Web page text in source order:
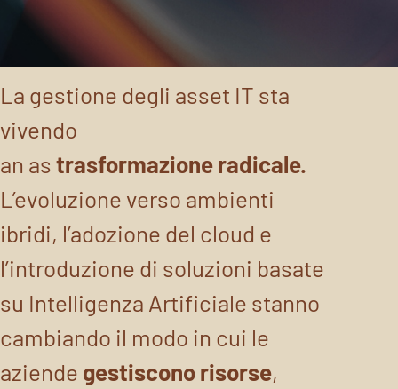
La gestione degli asset IT sta
vivendo
an astrasformazione radicale.
L’evoluzione verso ambienti
ibridi, l’adozione del cloud e
l’introduzione di soluzioni basate
su Intelligenza Artificiale stanno
cambiando il modo in cui le
aziende gestiscono risorse,